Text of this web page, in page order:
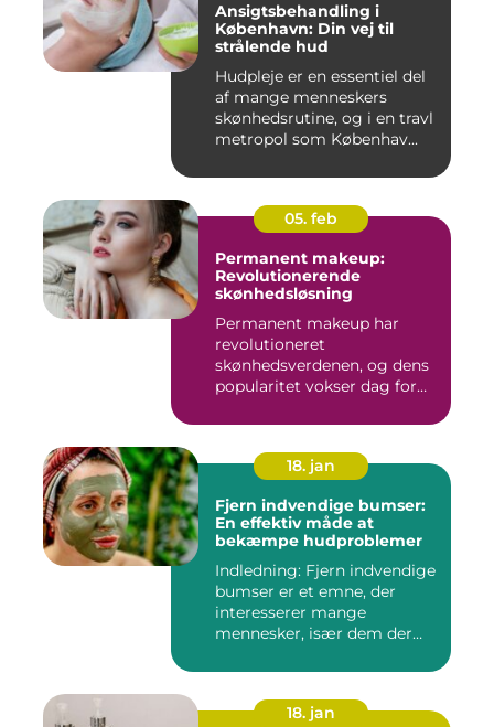
Ansigtsbehandling i
København: Din vej til
strålende hud
Hudpleje er en essentiel del
af mange menneskers
skønhedsrutine, og i en travl
metropol som Københav...
05. feb
Permanent makeup:
Revolutionerende
skønhedsløsning
Permanent makeup har
revolutioneret
skønhedsverdenen, og dens
popularitet vokser dag for
18. jan
Fjern indvendige bumser:
En effektiv måde at
bekæmpe hudproblemer
Indledning: Fjern indvendige
bumser er et emne, der
interesserer mange
mennesker, især dem der
18. jan